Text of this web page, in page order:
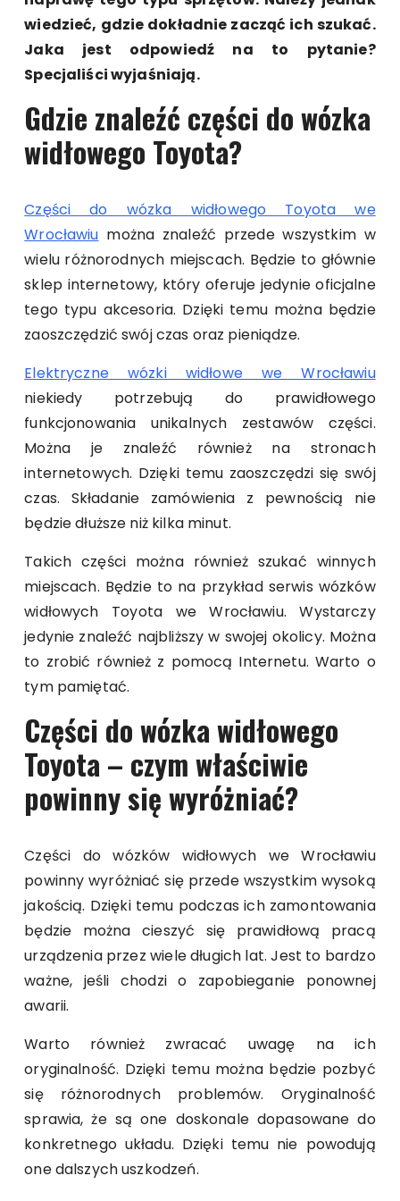
wiedzieć, gdzie dokładnie zacząć ich szukać.
Jaka jest odpowiedź na to pytanie?
Specjaliści wyjaśniają.
Gdzie znaleźć części do wózka
widłowego Toyota?
Części do wózka widłowego Toyota we
Wrocławiu można znaleźć przede wszystkim w
wielu różnorodnych miejscach. Będzie to głównie
sklep internetowy, który oferuje jedynie oficjalne
tego typu akcesoria. Dzięki temu można będzie
zaoszczędzić swój czas oraz pieniądze.
Elektryczne wózki widłowe we Wrocławiu
niekiedy potrzebują do prawidłowego
funkcjonowania unikalnych zestawów części.
Można je znaleźć również na stronach
internetowych. Dzięki temu zaoszczędzi się swój
czas. Składanie zamówienia z pewnością nie
będzie dłuższe niż kilka minut.
Takich części można również szukać winnych
miejscach. Będzie to na przykład serwis wózków
widłowych Toyota we Wrocławiu. Wystarczy
jedynie znaleźć najbliższy w swojej okolicy. Można
to zrobić również z pomocą Internetu. Warto o
tym pamiętać.
Części do wózka widłowego
Toyota – czym właściwie
powinny się wyróżniać?
Części do wózków widłowych we Wrocławiu
powinny wyróżniać się przede wszystkim wysoką
jakością. Dzięki temu podczas ich zamontowania
będzie można cieszyć się prawidłową pracą
urządzenia przez wiele długich lat. Jest to bardzo
ważne, jeśli chodzi o zapobieganie ponownej
awarii.
Warto również zwracać uwagę na ich
oryginalność. Dzięki temu można będzie pozbyć
się różnorodnych problemów. Oryginalność
sprawia, że są one doskonale dopasowane do
konkretnego układu. Dzięki temu nie powodują
one dalszych uszkodzeń.